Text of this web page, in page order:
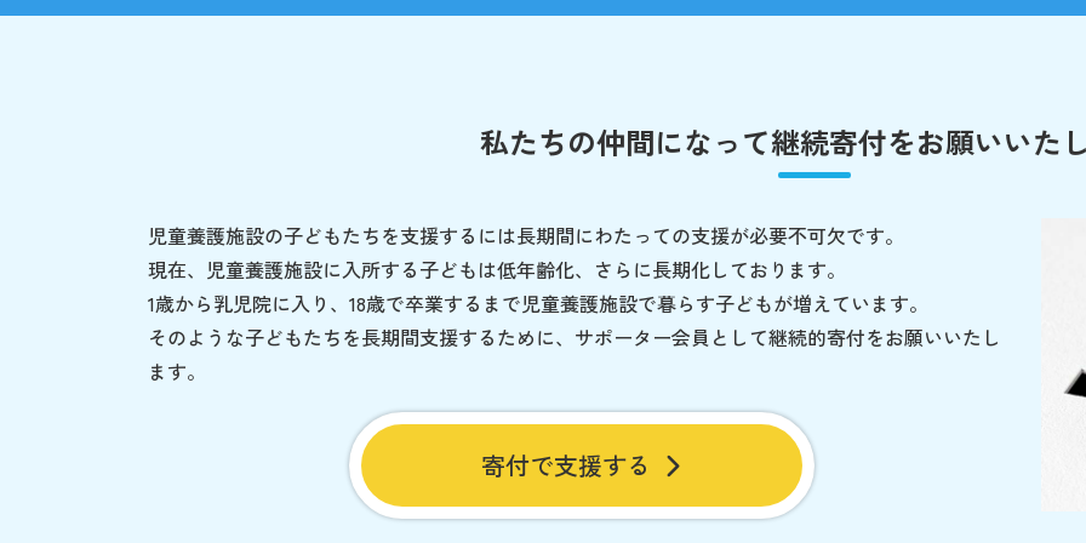
私たちの仲間になって継続寄付をお願いいた
児童養護施設の子どもたちを支援するには長期間にわたっての支援が必要不可欠です。
現在、児童養護施設に入所する子どもは低年齢化、さらに長期化しております。
1歳から乳児院に入り、18歳で卒業するまで児童養護施設で暮らす子どもが増えています。
そのような子どもたちを長期間支援するために、サポーター会員として継続的寄付をお願いいたし
ます。
寄付で支援する